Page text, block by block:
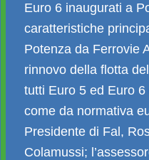
Euro 6 inaugurati a
caratteristiche
Potenza da Ferrovie
rinnovo della flotta
tutti Euro 5 ed Euro
come da normativa
Presidente di Fal,
Colamussi;